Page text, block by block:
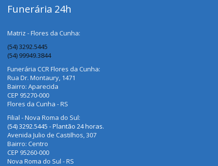
Funerária 24h
Matriz - Flores da Cunha:
(54) 3292.5445
(54) 99949.3844
Funerária CCR Flores da Cunha:
Rua Dr. Montaury, 1471
Bairro: Aparecida
CEP 95270-000
Flores da Cunha - RS
Filial - Nova Roma do Sul:
(54) 3292.5445 - Plantão 24 horas.
Avenida Julio de Castilhos, 307
Bairro: Centro
CEP 95260-000
Nova Roma do Sul - RS